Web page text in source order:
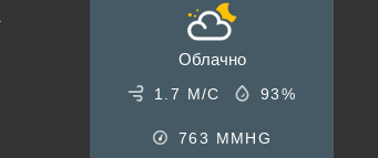
Облачно
1.7 М/С 93%
763 MMHG